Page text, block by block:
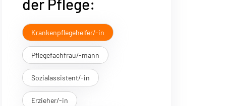
der Pflege:
Krankenpflegehelfer/-in
Pflegefachfrau/-mann
Sozialassistent/-in
Erzieher/-in